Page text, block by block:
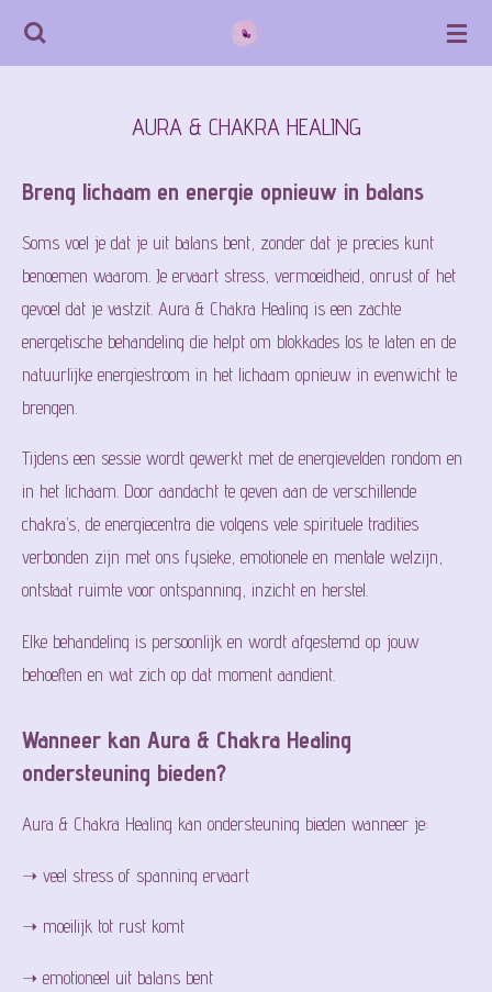
Ga
AURA & CHAKRA HEALING
Breng lichaam en energie opnieuw in balans
Soms voel je dat je uit balans bent, zonder dat je precies kunt
benoemen waarom. Je ervaart stress, vermoeidheid, onrust of het
gevoel dat je vastzit. Aura & Chakra Healing is een zachte
energetische behandeling die helpt om blokkades los te laten en de
natuurlijke energiestroom in het lichaam opnieuw in evenwicht te
brengen.
Tijdens een sessie wordt gewerkt met de energievelden rondom en
in het lichaam. Door aandacht te geven aan de verschillende
chakra’s, de energiecentra die volgens vele spirituele tradities
verbonden zijn met ons fysieke, emotionele en mentale welzijn,
ontstaat ruimte voor ontspanning, inzicht en herstel.
Elke behandeling is persoonlijk en wordt afgestemd op jouw
behoeften en wat zich op dat moment aandient.
Wanneer kan Aura & Chakra Healing
ondersteuning bieden?
Aura & Chakra Healing kan ondersteuning bieden wanneer je:
➝ veel stress of spanning ervaart
➝ moeilijk tot rust komt
➝ emotioneel uit balans bent